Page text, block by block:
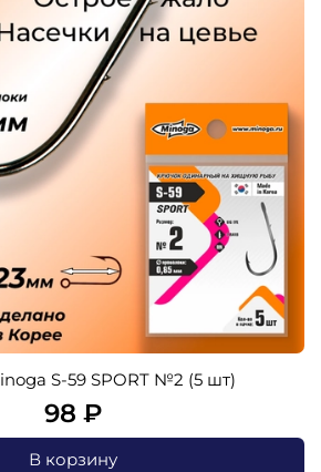
S-59 SPORT №2 (5 шт)
98 ₽
В корзину